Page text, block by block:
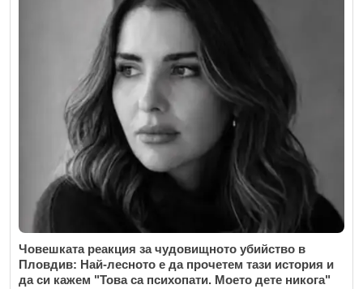
Човешката реакция за чудовищното убийство в
Пловдив: Най-лесното е да прочетем тази история и
да си кажем "Това са психопати. Моето дете никога"